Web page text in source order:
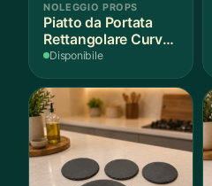
NOLEGGIO PROPS
Piatto da Portata
Rettangolare Curvo
Bianco
Disponibile